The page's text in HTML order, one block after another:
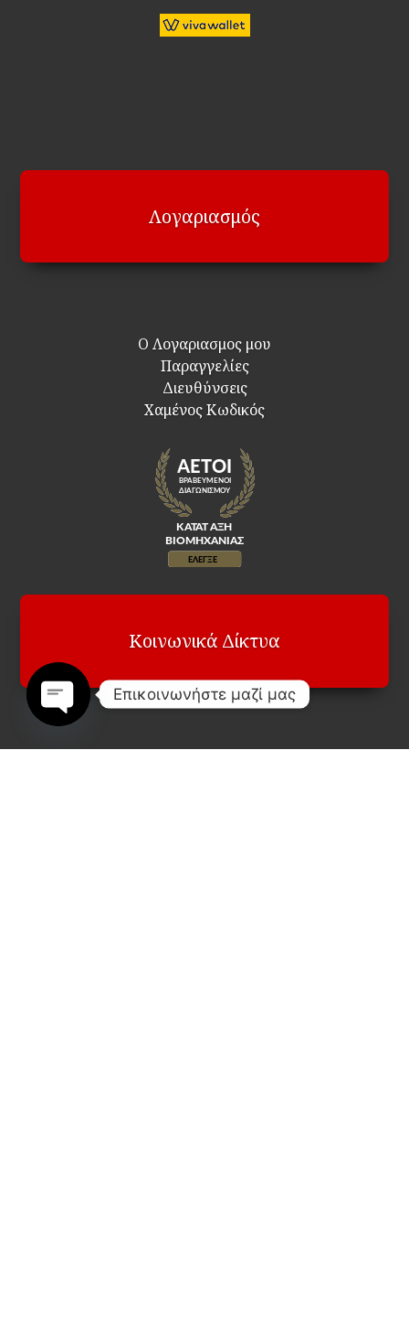
Λογαριασμός
Ο Λογαριασμος μου
Παραγγελίες
Διευθύνσεις
Χαμένος Κωδικός
Κοινωνικά Δίκτυα
Επικοινωνήστε μαζί μας
chaty